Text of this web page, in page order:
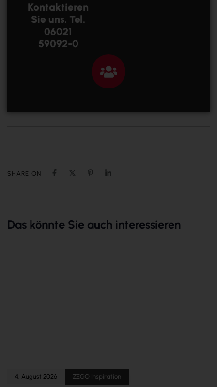
Kontaktieren
Sie uns. Tel.
06021
59092-0
SHARE ON
Das könnte Sie auch interessieren
4. August 2026 ZEGO Inspiration